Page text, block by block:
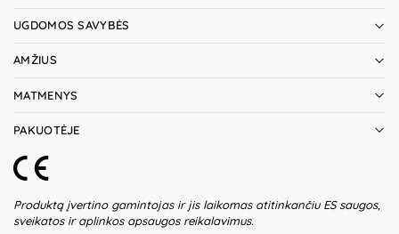
UGDOMOS SAVYBĖS
AMŽIUS
MATMENYS
PAKUOTĖJE
Produktą įvertino gamintojas ir jis laikomas atitinkančiu ES saugos,
sveikatos ir aplinkos apsaugos reikalavimus.